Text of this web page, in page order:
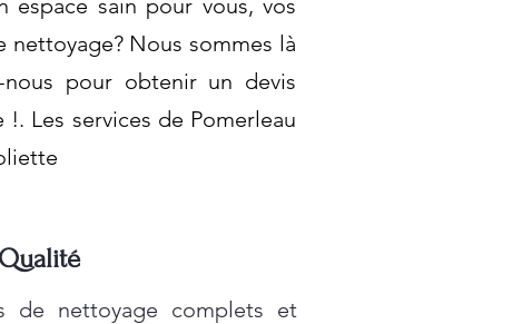
espace sain pour vous, vos
nettoyage? Nous sommes là
pour obtenir un devis
Les services de Pomerleau
de nettoyage complets et